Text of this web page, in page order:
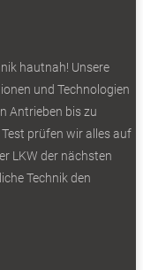
und
in Ihren
hautnah! Unsere
und Technologien
Antrieben bis zu
prüfen wir alles auf
LKW der nächsten
Technik den